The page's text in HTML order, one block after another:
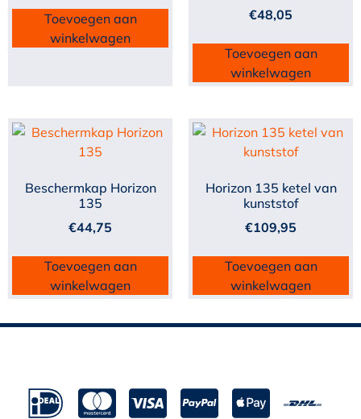
Toevoegen aan
winkelwagen
€48,05
Toevoegen aan
winkelwagen
Beschermkap Horizon
135
€44,75
Toevoegen aan
winkelwagen
Horizon 135 ketel van
kunststof
€109,95
Toevoegen aan
winkelwagen